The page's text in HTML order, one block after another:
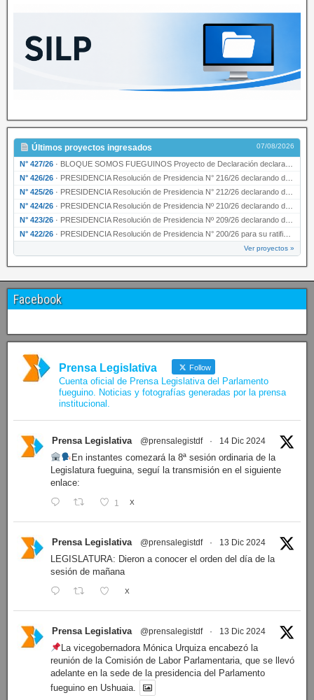
Últimos proyectos ingresados 07/08/2026
N° 427/26 · BLOQUE SOMOS FUEGUINOS Proyecto de Declaración declarando de interés provincial PRESIDENCI…
N° 426/26 · PRESIDENCIA Resolución de Presidencia N° 216/26 declarando de interés provincial la labor …
N° 425/26 · PRESIDENCIA Resolución de Presidencia N° 212/26 declarando de interés provincial el “50° A…
N° 424/26 · PRESIDENCIA Resolución de Presidencia Nº 210/26 declarando de interés provincial el proyec…
N° 423/26 · PRESIDENCIA Resolución de Presidencia Nº 209/26 declarando de interés provincial la presen…
N° 422/26 · PRESIDENCIA Resolución de Presidencia N° 200/26 para su ratificación.
Ver proyectos »
Facebook
Prensa Legislativa Follow
Cuenta oficial de Prensa Legislativa del Parlamento
fueguino. Noticias y fotografías generadas por la prensa
institucional.
Prensa Legislativa @prensalegistdf · 14 Dic 2024
En instantes comezará la 8ª sesión ordinaria de la
Legislatura fueguina, seguí la transmisión en el siguiente
enlace:
1 X
Prensa Legislativa @prensalegistdf · 13 Dic 2024
LEGISLATURA: Dieron a conocer el orden del día de la
sesión de mañana
X
Prensa Legislativa @prensalegistdf · 13 Dic 2024
La vicegobernadora Mónica Urquiza encabezó la
reunión de la Comisión de Labor Parlamentaria, que se llevó
adelante en la sede de la presidencia del Parlamento
fueguino en Ushuaia.